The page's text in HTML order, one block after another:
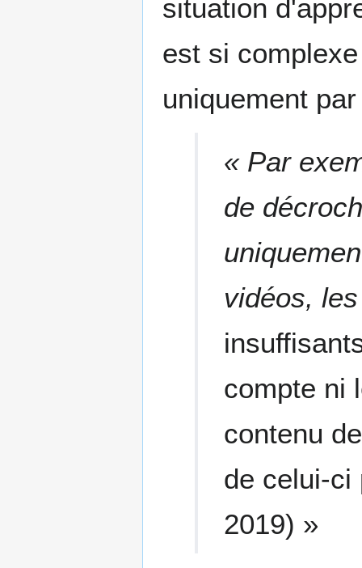
situation
est si
uniquement
« Par
de
vidéos,
compte ni
contenu
de celui-ci
2019) »